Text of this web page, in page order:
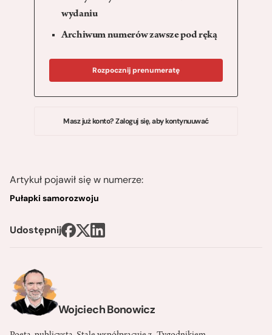
Wojciech Bonowicz
wydaniu
Archiwum numerów zawsze pod ręką
Rozpocznij prenumeratę
Masz już konto? Zaloguj się, aby kontynuuwać
Artykuł pojawił się w numerze:
Pułapki samorozwoju
Udostępnij